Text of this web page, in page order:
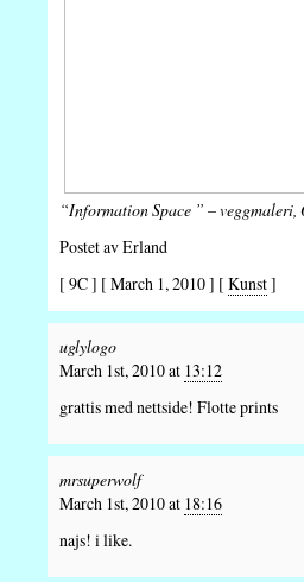
“Information Space ” – veggmaleri,
Postet av Erland
[ 9C ] [ March 1, 2010 ] [ Kunst]
uglylogo
March 1st, 2010 at 13:12
grattis med nettside! Flotte prints
mrsuperwolf
March 1st, 2010 at 18:16
najs! i like.